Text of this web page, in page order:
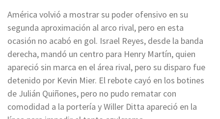
América volvió a mostrar su poder ofensivo en su
segunda aproximación al arco rival, pero en esta
ocasión no acabó en gol. Israel Reyes, desde la banda
derecha, mandó un centro para Henry Martín, quien
apareció sin marca en el área rival, pero su disparo fue
detenido por Kevin Mier. El rebote cayó en los botines
de Julián Quiñones, pero no pudo rematar con
comodidad a la portería y Willer Ditta apareció en la